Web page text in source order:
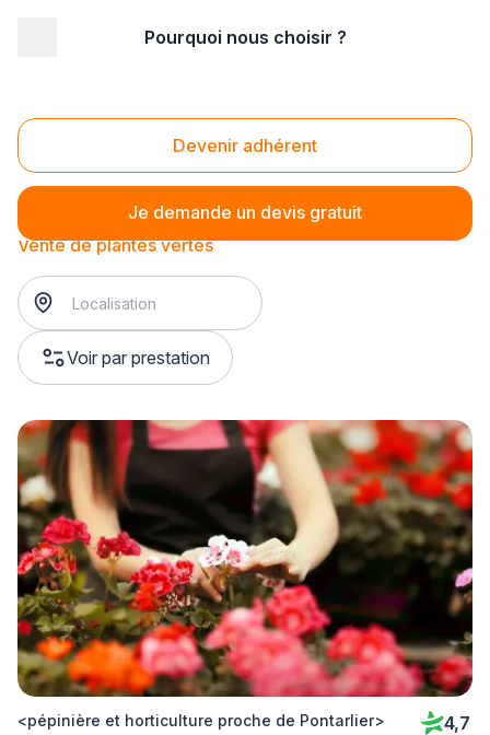
Pourquoi nous choisir ?
Devenir adhérent
Je demande un devis gratuit
Vente de plantes vertes
Vente de plantes vertes
Voir par prestation
<pépinière et horticulture proche de Pontarlier> 4,7